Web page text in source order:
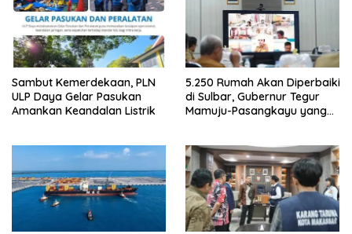
Sambut Kemerdekaan, PLN
ULP Daya Gelar Pasukan
Amankan Keandalan Listrik
5.250 Rumah Akan Diperbaiki
di Sulbar, Gubernur Tegur
Mamuju-Pasangkayu yang